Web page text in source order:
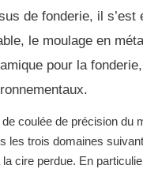
de fonderie, il s’est
le moulage en
pour la
coulée de précision du
les trois domaines
cire perdue. En